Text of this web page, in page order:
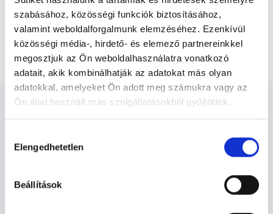
szabásához, közösségi funkciók biztosításához,
valamint weboldalforgalmunk elemzéséhez. Ezenkívül
közösségi média-, hirdető- és elemező partnereinkkel
megosztjuk az Ön weboldalhasználatra vonatkozó
adatait, akik kombinálhatják az adatokat más olyan
adatokkal, amelyeket Ön adott meg számukra vagy az
Ön által használt más szolgáltatásokból gyűjtöttek.
szabályzat:https://foglaljorvost.hu/info/foglaljorvost-
kiválasztása
Elengedhetetlen
Beállítások
Ultrahangos szakorvos
Kontroll UH májbiopszia után
Ultrahangos szakorvos -